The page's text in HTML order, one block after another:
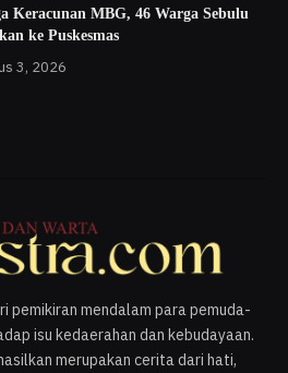
Keracunan MBG, 46 Warga Sebulu
ke Puskesmas
3, 2026
pemikiran mendalam para pemuda-
isu kedaerahan dan kebudayaan.
merupakan cerita dari hati,